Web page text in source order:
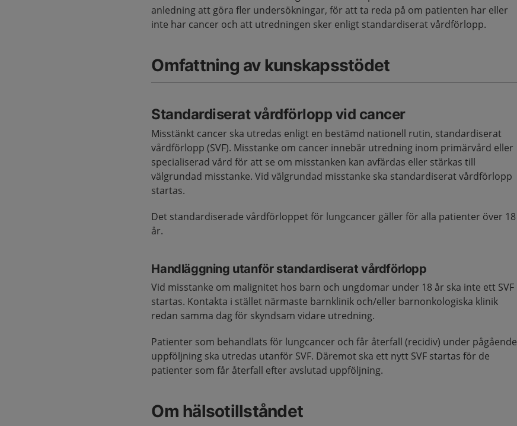
anledning att göra fler undersökningar, för att ta reda på om patienten har eller
inte har cancer och att utredningen sker enligt standardiserat vårdförlopp.
Omfattning av kunskapsstödet
Standardiserat vårdförlopp vid cancer
Misstänkt cancer ska utredas enligt en bestämd nationell rutin, standardiserat
vårdförlopp (SVF). Misstanke om cancer innebär utredning inom primärvård eller
specialiserad vård för att se om misstanken kan avfärdas eller stärkas till
välgrundad misstanke. Vid välgrundad misstanke ska standardiserat vårdförlopp
startas.
Det standardiserade vårdförloppet för lungcancer gäller för alla patienter över 18
år.
Handläggning utanför standardiserat vårdförlopp
Vid misstanke om malignitet hos barn och ungdomar under 18 år ska inte ett SVF
startas. Kontakta i stället närmaste barnklinik och/eller barnonkologiska klinik
redan samma dag för skyndsam vidare utredning.
Patienter som behandlats för lungcancer och får återfall (recidiv) under pågående
uppföljning ska utredas utanför SVF. Däremot ska ett nytt SVF startas för de
patienter som får återfall efter avslutad uppföljning.
Om hälsotillståndet